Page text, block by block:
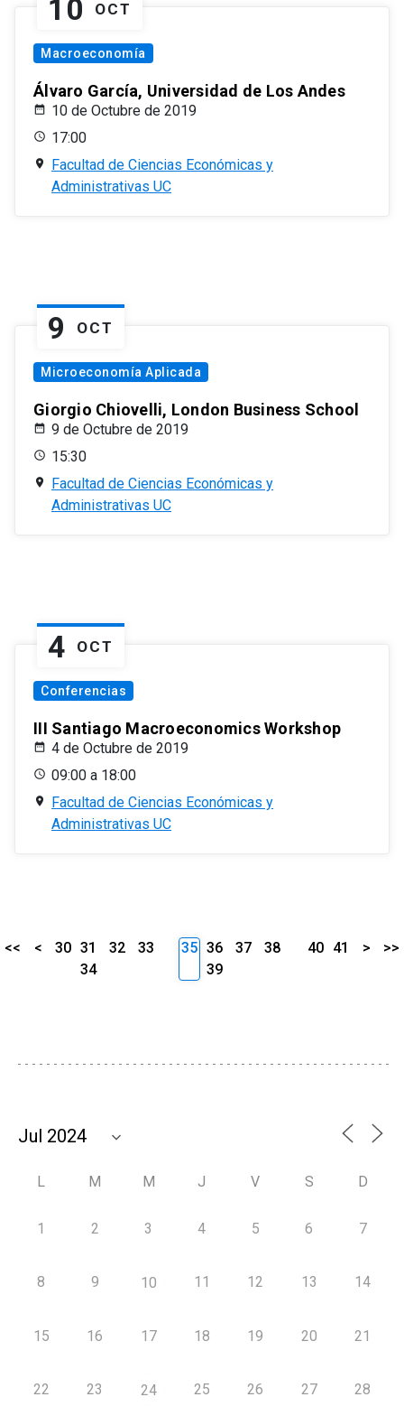
10 OCT
Macroeconomía
Álvaro García, Universidad de Los Andes
10 de Octubre de 2019
17:00
Facultad de Ciencias Económicas y
Administrativas UC
9 OCT
Microeconomía Aplicada
Giorgio Chiovelli, London Business School
9 de Octubre de 2019
15:30
Facultad de Ciencias Económicas y
Administrativas UC
4 OCT
Conferencias
III Santiago Macroeconomics Workshop
4 de Octubre de 2019
09:00 a 18:00
Facultad de Ciencias Económicas y
Administrativas UC
<< < 30 31 32
33
34
35 36 37
38
39
40 41 > >>
L M M J V S D
1 2 3 4 5 6 7
8 9 10 11 12 13 14
15 16 17 18 19 20 21
22 23 24 25 26 27 28